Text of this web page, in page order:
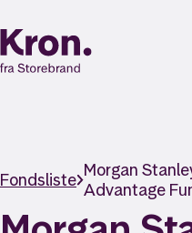
Fondsliste Morgan
Advantage